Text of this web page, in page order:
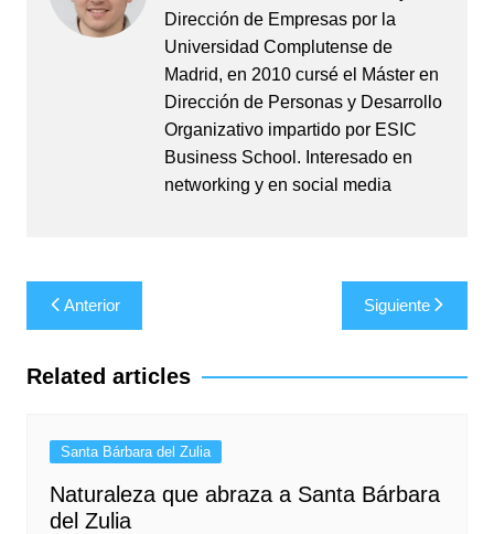
Dirección de Empresas por la
Universidad Complutense de
Madrid, en 2010 cursé el Máster en
Dirección de Personas y Desarrollo
Organizativo impartido por ESIC
Business School. Interesado en
networking y en social media
Navegación
de
entradas
Anterior Siguiente
Related articles
Santa Bárbara del Zulia
Naturaleza que abraza a Santa Bárbara
del Zulia